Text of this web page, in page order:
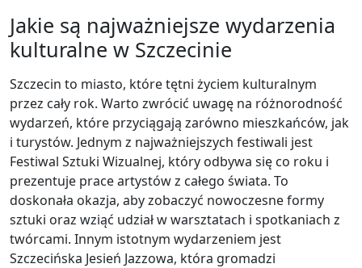
Jakie są najważniejsze wydarzenia
kulturalne w Szczecinie
Szczecin to miasto, które tętni życiem kulturalnym
przez cały rok. Warto zwrócić uwagę na różnorodność
wydarzeń, które przyciągają zarówno mieszkańców, jak
i turystów. Jednym z najważniejszych festiwali jest
Festiwal Sztuki Wizualnej, który odbywa się co roku i
prezentuje prace artystów z całego świata. To
doskonała okazja, aby zobaczyć nowoczesne formy
sztuki oraz wziąć udział w warsztatach i spotkaniach z
twórcami. Innym istotnym wydarzeniem jest
Szczecińska Jesień Jazzowa, która gromadzi